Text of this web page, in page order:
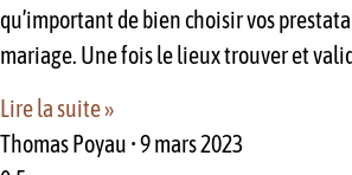
qu’important de bien choisir vos
mariage. Une fois le lieux trouver et
Lire la suite »
Thomas Poyau 9 mars 2023